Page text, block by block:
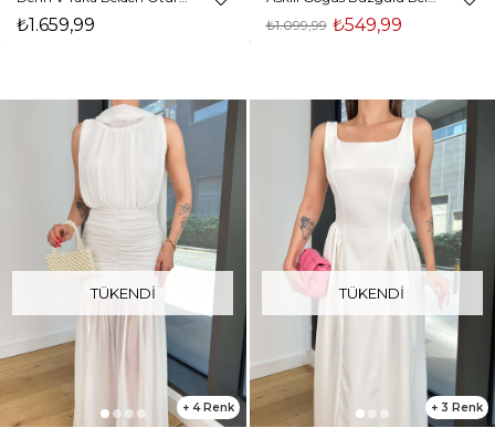
₺1.659,99 ₺549,99
₺1.099,99
TÜKENDI
4
TÜKENDI
3